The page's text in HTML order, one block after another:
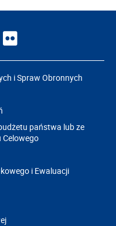
i Spraw Obronnych
państwa lub ze
i Ewaluacji